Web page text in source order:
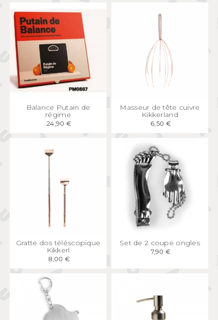
APERÇU RAPIDE
Balance Putain de
régime
24,90 €
APERÇU RAPIDE
Masseur de tête cuivre
Kikkerland
6,50 €
APERÇU RAPIDE
Gratte dos téléscopique
Kikkerl
8,00 €
APERÇU RAPIDE
Set de 2 coupe ongles
7,90 €